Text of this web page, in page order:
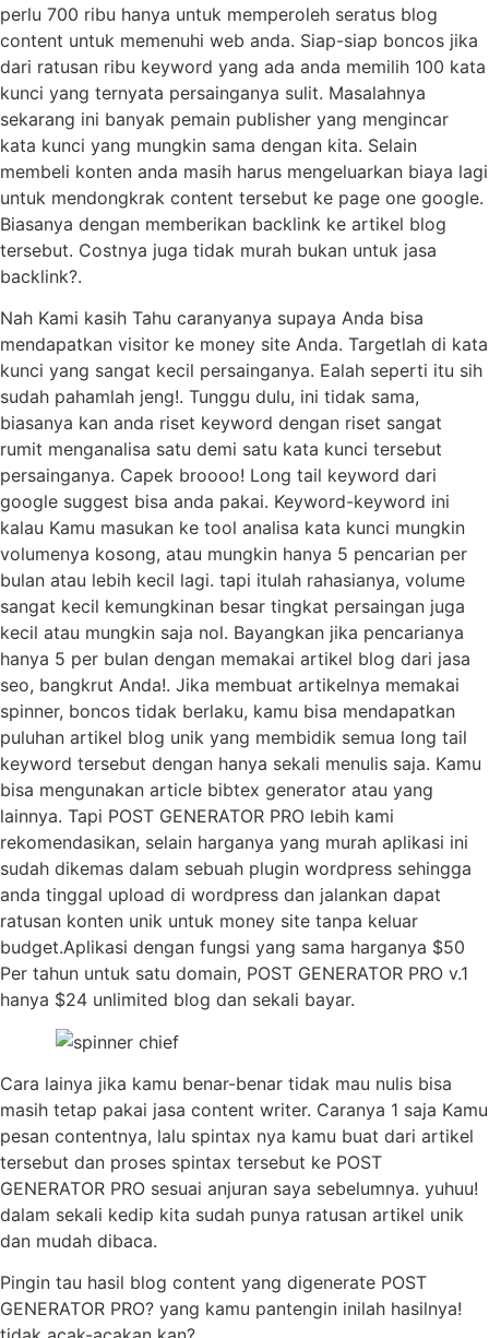
perlu 700 ribu hanya untuk memperoleh seratus blog
content untuk memenuhi web anda. Siap-siap boncos jika
dari ratusan ribu keyword yang ada anda memilih 100 kata
kunci yang ternyata persainganya sulit. Masalahnya
sekarang ini banyak pemain publisher yang mengincar
kata kunci yang mungkin sama dengan kita. Selain
membeli konten anda masih harus mengeluarkan biaya lagi
untuk mendongkrak content tersebut ke page one google.
Biasanya dengan memberikan backlink ke artikel blog
tersebut. Costnya juga tidak murah bukan untuk jasa
backlink?.
Nah Kami kasih Tahu caranyanya supaya Anda bisa
mendapatkan visitor ke money site Anda. Targetlah di kata
kunci yang sangat kecil persainganya. Ealah seperti itu sih
sudah pahamlah jeng!. Tunggu dulu, ini tidak sama,
biasanya kan anda riset keyword dengan riset sangat
rumit menganalisa satu demi satu kata kunci tersebut
persainganya. Capek broooo! Long tail keyword dari
google suggest bisa anda pakai. Keyword-keyword ini
kalau Kamu masukan ke tool analisa kata kunci mungkin
volumenya kosong, atau mungkin hanya 5 pencarian per
bulan atau lebih kecil lagi. tapi itulah rahasianya, volume
sangat kecil kemungkinan besar tingkat persaingan juga
kecil atau mungkin saja nol. Bayangkan jika pencarianya
hanya 5 per bulan dengan memakai artikel blog dari jasa
seo, bangkrut Anda!. Jika membuat artikelnya memakai
spinner, boncos tidak berlaku, kamu bisa mendapatkan
puluhan artikel blog unik yang membidik semua long tail
keyword tersebut dengan hanya sekali menulis saja. Kamu
bisa mengunakan article bibtex generator atau yang
lainnya. Tapi POST GENERATOR PRO lebih kami
rekomendasikan, selain harganya yang murah aplikasi ini
sudah dikemas dalam sebuah plugin wordpress sehingga
anda tinggal upload di wordpress dan jalankan dapat
ratusan konten unik untuk money site tanpa keluar
budget.Aplikasi dengan fungsi yang sama harganya $50
Per tahun untuk satu domain, POST GENERATOR PRO v.1
hanya $24 unlimited blog dan sekali bayar.
Cara lainya jika kamu benar-benar tidak mau nulis bisa
masih tetap pakai jasa content writer. Caranya 1 saja Kamu
pesan contentnya, lalu spintax nya kamu buat dari artikel
tersebut dan proses spintax tersebut ke POST
GENERATOR PRO sesuai anjuran saya sebelumnya. yuhuu!
dalam sekali kedip kita sudah punya ratusan artikel unik
dan mudah dibaca.
Pingin tau hasil blog content yang digenerate POST
GENERATOR PRO? yang kamu pantengin inilah hasilnya!